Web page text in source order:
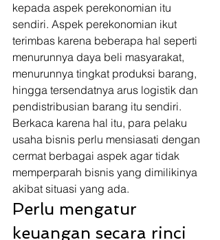
kepada aspek perekonomian itu
sendiri. Aspek perekonomian ikut
terimbas karena beberapa hal seperti
menurunnya daya beli masyarakat,
menurunnya tingkat produksi barang,
hingga tersendatnya arus logistik dan
pendistribusian barang itu sendiri.
Berkaca karena hal itu, para pelaku
usaha bisnis perlu mensiasati dengan
cermat berbagai aspek agar tidak
memperparah bisnis yang dimilikinya
akibat situasi yang ada.
Perlu mengatur
keuangan secara rinci